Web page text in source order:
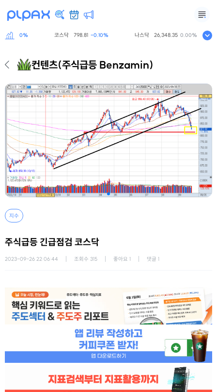
-0.60% 코스닥 798.81 -0.10% 나스닥 26,348.35 0.00%
컨텐츠(주식급등 Benzamin)
지수
주식급등 긴급점검 코스닥
2023-09-26 22:06:44 조회수 315 좋아요 1 댓글 1